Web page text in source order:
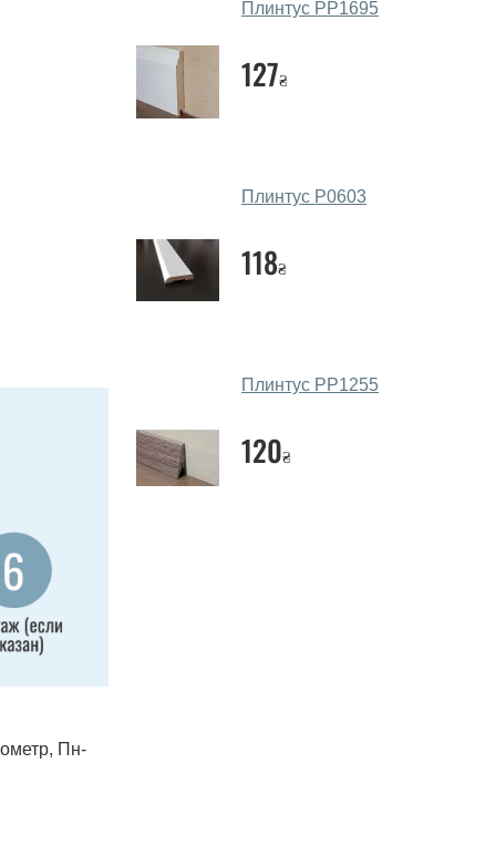
Пн-
Плинтус РР1695
127₴
Плинтус Р0603
118₴
Плинтус РР1255
120₴